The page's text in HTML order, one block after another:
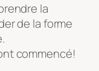
la
de la forme
commencé!